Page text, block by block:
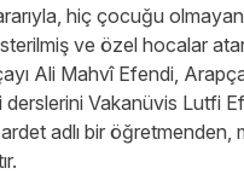
hiç çocuğu
ve özel hocalar
Ali Mahvî Efendi,
derslerini Vakanüvis Lutfi
adlı bir